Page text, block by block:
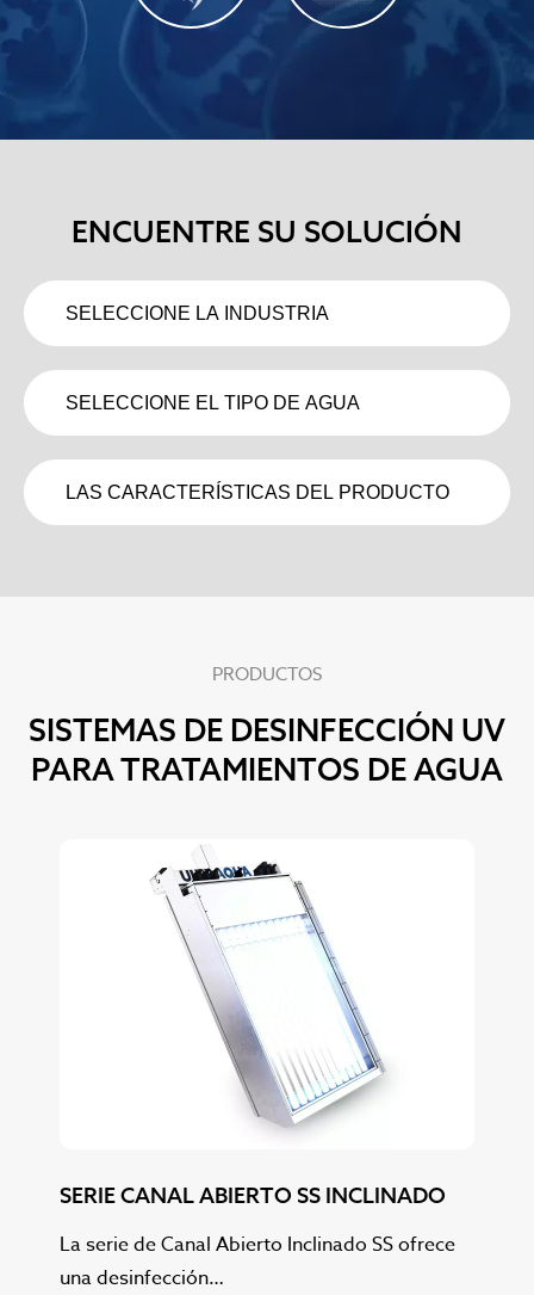
ENCUENTRE SU SOLUCIÓN
PRODUCTOS
SISTEMAS DE DESINFECCIÓN UV
PARA TRATAMIENTOS DE AGUA
SERIE CANAL ABIERTO SS INCLINADO
La serie de Canal Abierto Inclinado SS ofrece
una desinfección…